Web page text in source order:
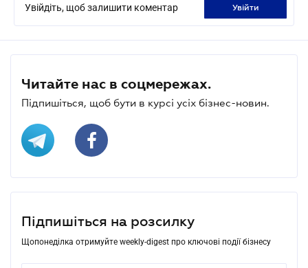
Увійдіть, щоб залишити коментар увійти
Читайте нас в соцмережах.
Підпишіться, щоб бути в курсі усіх бізнес-новин.
Підпишіться на розсилку
Щопонеділка отримуйте weekly-digest про ключові події бізнесу